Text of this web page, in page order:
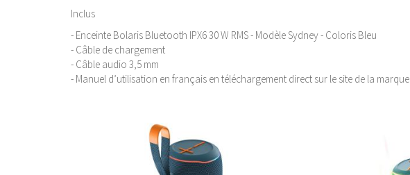
Inclus
- Enceinte Bolaris Bluetooth IPX6 30 W RMS - Modèle Sydney - Coloris Bleu
- Câble de chargement
- Câble audio 3,5 mm
- Manuel d’utilisation en français en téléchargement direct sur le site de la marque